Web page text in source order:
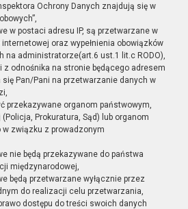
Ochrony Danych znajdują się w
w postaci adresu IP, są przetwarzane w
oraz wypełnienia obowiązków
na administratorze(art.6 ust.1 lit.c RODO),
z odnośnika na stronie będącego adresem
Pan/Pani na przetwarzanie danych w
przekazywane organom państwowym,
Prokuratura, Sąd) lub organom
związku z prowadzonym
nie będą przekazywane do państwa
międzynarodowej,
będą przetwarzane wyłącznie przez
do realizacji celu przetwarzania,
dostępu do treści swoich danych